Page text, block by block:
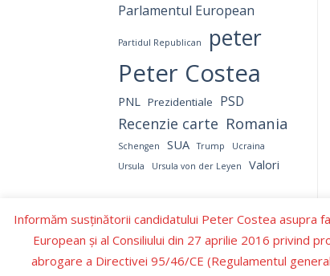
Parlamentul European
Partidul Republican peter
Peter Costea
PNL Prezidentiale PSD
Recenzie carte Romania
Schengen SUA Trump
Ucraina
Ursula
Ursula von der Leyen Valori
Informăm susținătorii candidatului Peter Costea asupra
European şi al Consiliului din 27 aprilie 2016 privind
abrogare a Directivei 95/46/CE (Regulamentul